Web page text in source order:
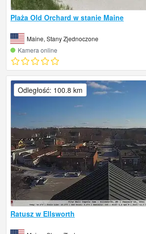
Plaża Old Orchard w stanie Maine
Maine, Stany Zjednoczone
Kamera online
Ratusz w Ellsworth
Odległość: 100.8 km